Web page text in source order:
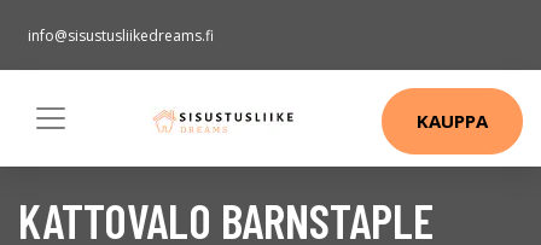
info@sisustusliikedreams.fi
KAUPPA
KATTOVALO BARNSTAPLE